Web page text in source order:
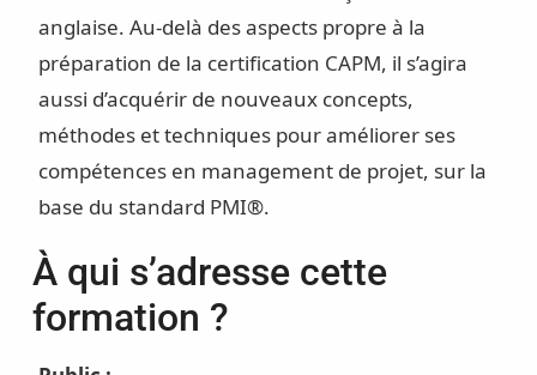
anglaise. Au-delà des aspects propre à la
préparation de la certification CAPM, il s’agira
aussi d’acquérir de nouveaux concepts,
méthodes et techniques pour améliorer ses
compétences en management de projet, sur la
base du standard PMI®.
À qui s’adresse cette
formation ?